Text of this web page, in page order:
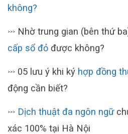
không?
>>> Nhờ trung gian (bên thứ
cấp sổ đỏ được không?
>>> 05 lưu ý khi ký hợp đồng
động cần biết?
>>> Dịch thuật đa ngôn ngữ
xác 100% tại Hà Nội